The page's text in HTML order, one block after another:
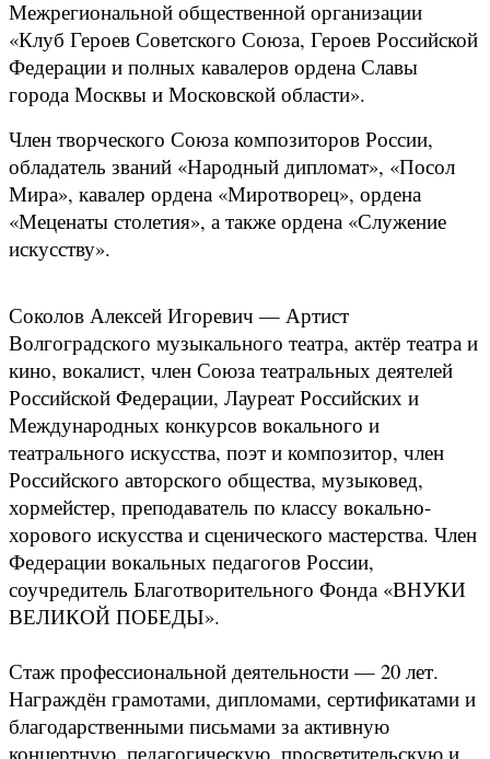
Межрегиональной общественной организации
«Клуб Героев Советского Союза, Героев Российской
Федерации и полных кавалеров ордена Славы
города Москвы и Московской области».
Член творческого Союза композиторов России,
обладатель званий «Народный дипломат», «Посол
Мира», кавалер ордена «Миротворец», ордена
«Меценаты столетия», а также ордена «Служение
искусству».
Соколов Алексей Игоревич — Артист
Волгоградского музыкального театра, актёр театра и
кино, вокалист, член Союза театральных деятелей
Российской Федерации, Лауреат Российских и
Международных конкурсов вокального и
театрального искусства, поэт и композитор, член
Российского авторского общества, музыковед,
хормейстер, преподаватель по классу вокально-
хорового искусства и сценического мастерства. Член
Федерации вокальных педагогов России,
соучредитель Благотворительного Фонда «ВНУКИ
ВЕЛИКОЙ ПОБЕДЫ».
Стаж профессиональной деятельности — 20 лет.
Награждён грамотами, дипломами, сертификатами и
благодарственными письмами за активную
концертную, педагогическую, просветительскую и